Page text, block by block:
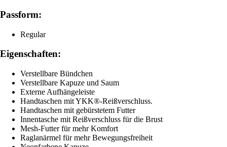
Passform:
Regular
Eigenschaften:
Verstellbare Bündchen
Verstellbare Kapuze und Saum
Externe Aufhängeleiste
Handtaschen mit YKK®-Reißverschluss.
Handtaschen mit gebürstetem Futter
Innentasche mit Reißverschluss für die Brust
Mesh-Futter für mehr Komfort
Raglanärmel für mehr Bewegungsfreiheit